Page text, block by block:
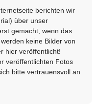
berichten wir
über unser
gemacht, wenn das
keine Bilder von
hier veröffentlicht!
veröffentlichten Fotos
bitte vertrauensvoll an